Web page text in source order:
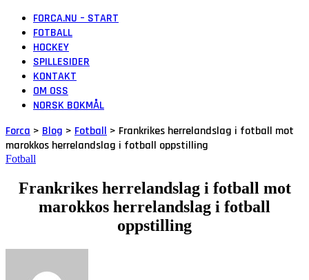
FORCA.NU – START
FOTBALL
HOCKEY
SPILLESIDER
KONTAKT
OM OSS
NORSK BOKMÅL
Forca > Blog > Fotball > Frankrikes herrelandslag i fotball mot
marokkos herrelandslag i fotball oppstilling
Fotball
Frankrikes herrelandslag i fotball mot
marokkos herrelandslag i fotball
oppstilling